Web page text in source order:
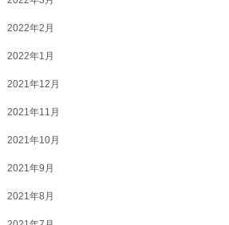
2022年2月
2022年1月
2021年12月
2021年11月
2021年10月
2021年9月
2021年8月